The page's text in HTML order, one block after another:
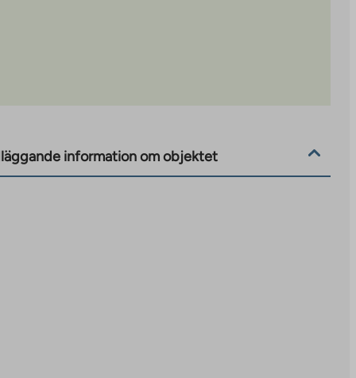
information om objektet